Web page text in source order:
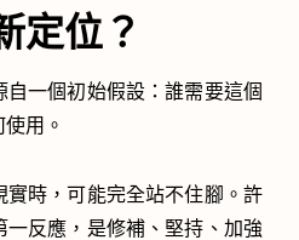
定位？
一個初始假設：誰需要這個
用。
時，可能完全站不住腳。許
一反應，是修補、堅持、加強